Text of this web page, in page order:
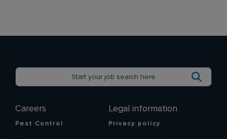
Careers
Pest Control
Legal information
Privacy policy